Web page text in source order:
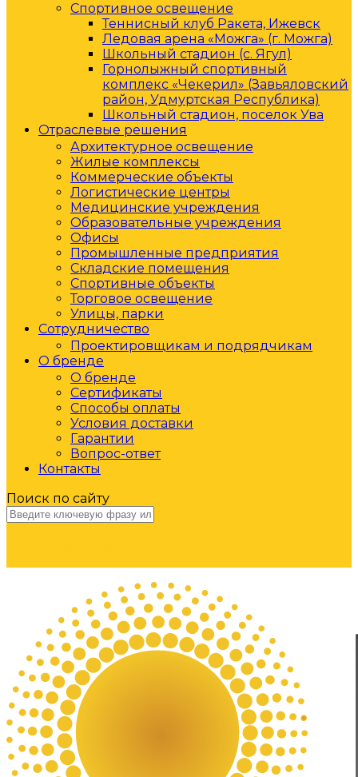
Спортивное освещение
Теннисный клуб Ракета, Ижевск
Ледовая арена «Можга» (г. Можга)
Школьный стадион (с. Ягул)
Горнолыжный спортивный
комплекс «Чекерил» (Завьяловский
район, Удмуртская Республика)
Школьный стадион, поселок Ува
Отраслевые решения
Архитектурное освещение
Жилые комплексы
Коммерческие объекты
Логистические центры
Медицинские учреждения
Образовательные учреждения
Офисы
Промышленные предприятия
Складские помещения
Спортивные объекты
Торговое освещение
Улицы, парки
Сотрудничество
Проектировщикам и подрядчикам
О бренде
О бренде
Сертификаты
Способы оплаты
Условия доставки
Гарантии
Вопрос-ответ
Контакты
Поиск по сайту